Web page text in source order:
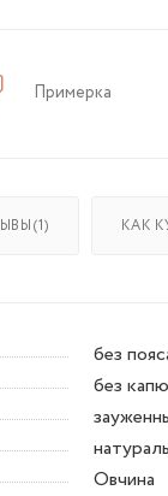
Примерка
КАК
без
без
Овчина